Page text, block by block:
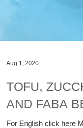
TOFU,
AND FABA
For English click here
Aug 1, 2020